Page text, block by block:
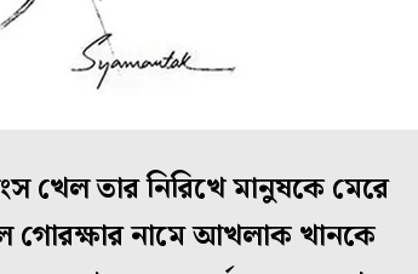
খেল তার নিরিখে মানুষকে মেরে
গোরক্ষার নামে আখলাক খানকে